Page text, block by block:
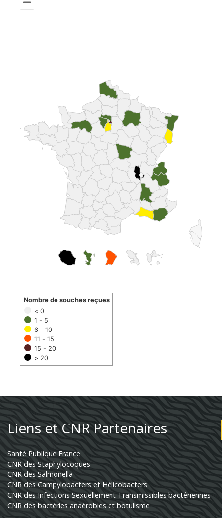
< 0
1 - 5
6 - 10
11 - 15
15 - 20
> 20
Nombre de souches reçues
Liens et CNR Partenaires
Santé Publique France
CNR des Staphylocoques
CNR des Salmonella
CNR des Campylobacters et Hélicobacters
CNR des Infections Sexuellement Transmissibles bactériennes
CNR des bactéries anaérobies et botulisme